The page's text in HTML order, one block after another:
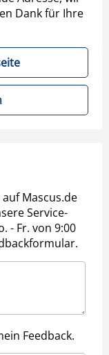
Dank für Ihre
Mascus.de
Service-
- Fr. von 9:00
Feedback.